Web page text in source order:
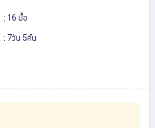
: 16 มื้อ
: 7วัน 5คืน